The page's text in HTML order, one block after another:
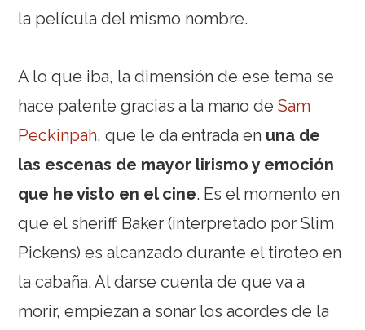
la película del mismo nombre.
A lo que iba, la dimensión de ese tema se
hace patente gracias a la mano deSam
Peckinpah, que le da entrada en una de
las escenas de mayor lirismo y emoción
que he visto en el cine. Es el momento en
que el sheriff Baker (interpretado por Slim
Pickens) es alcanzado durante el tiroteo en
la cabaña. Al darse cuenta de que va a
morir, empiezan a sonar los acordes de la